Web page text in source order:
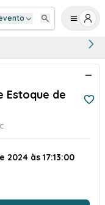
Estoque de
às 17:13:00